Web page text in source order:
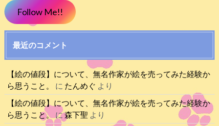
Follow Me!!
最近のコメント
【絵の値段】について、無名作家が絵を売ってみた経験か
ら思うこと。
に たんめぐ より
【絵の値段】について、無名作家が絵を売ってみた経験か
ら思うこと。
に森下聖 より